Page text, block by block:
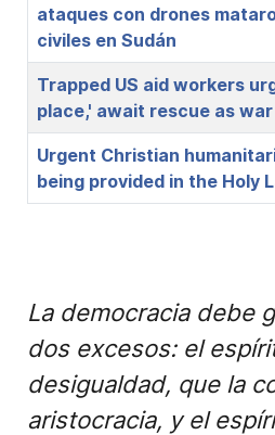
ataques con drones
civiles en Sudán
Trapped US aid workers
place,' await rescue as
Urgent Christian
being provided in the Holy
La democracia debe
dos excesos: el
desigualdad, que la
aristocracia, y el